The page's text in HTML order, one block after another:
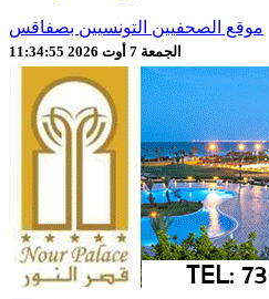
موقع الصحفيين التونسيين بصفاقس
الجمعة 7 أوت 2026 11:34:57